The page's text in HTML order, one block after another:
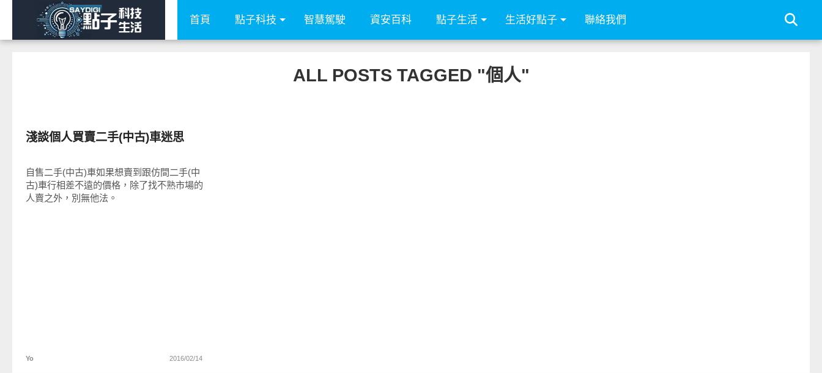
首頁 點子科技 智慧駕駛 資安百科 點子生活 生活好點子 聯絡我們
ALL POSTS TAGGED "個人"
淺談個人買賣二手(中古)車迷思
自售二手(中古)車如果想賣到跟仿間二手(中
古)車行相差不遠的價格，除了找不熟市場的
人賣之外，別無他法。
Yo 2016/02/14